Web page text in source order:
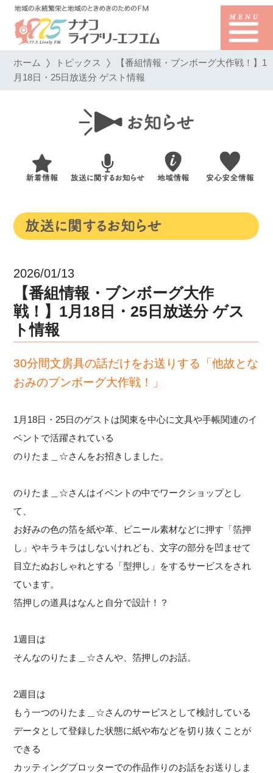
ホーム トピックス 【番組情報・ブンボーグ大作戦！】1
月18日・25日放送分 ゲスト情報
2026/01/13
【番組情報・ブンボーグ大作
戦！】1月18日・25日放送分 ゲス
ト情報
30分間文房具の話だけをお送りする「他故とな
おみのブンボーグ大作戦！」
1月18日・25日のゲストは関東を中心に文具や手帳関連のイ
ベントで活躍されている
のりたま＿☆さんをお招きしました。
のりたま＿☆さんはイベントの中でワークショップとし
て、
お好みの色の箔を紙や革、ビニール素材などに押す「箔押
し」やキラキラはしないけれども、文字の部分を凹ませて
目立たぬおしゃれとする「型押し」をするサービスをされ
ています。
箔押しの道具はなんと自分で設計！？
1週目は
そんなのりたま＿☆さんや、箔押しのお話。
2週目は
もう一つのりたま＿☆さんのサービスとして検討している
データとして登録した状態に紙や布などを切り抜くことが
できる
カッティングプロッターでの作品作りのお話をお送りしま